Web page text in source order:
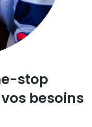
stop
besoins